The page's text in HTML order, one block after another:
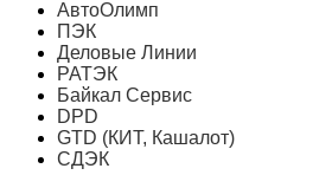
АвтоОлимп
ПЭК
Деловые Линии
РАТЭК
Байкал Сервис
DPD
GTD (КИТ, Кашалот)
СДЭК